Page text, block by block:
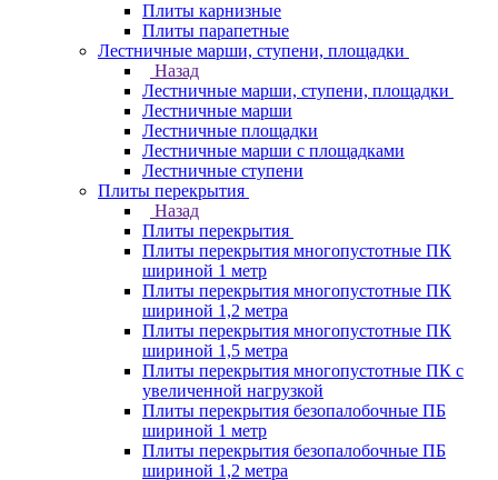
Плиты карнизные
Плиты парапетные
Лестничные марши, ступени, площадки
Назад
Лестничные марши, ступени, площадки
Лестничные марши
Лестничные площадки
Лестничные марши с площадками
Лестничные ступени
Плиты перекрытия
Назад
Плиты перекрытия
Плиты перекрытия многопустотные ПК
шириной 1 метр
Плиты перекрытия многопустотные ПК
шириной 1,2 метра
Плиты перекрытия многопустотные ПК
шириной 1,5 метра
Плиты перекрытия многопустотные ПК с
увеличенной нагрузкой
Плиты перекрытия безопалобочные ПБ
шириной 1 метр
Плиты перекрытия безопалобочные ПБ
шириной 1,2 метра